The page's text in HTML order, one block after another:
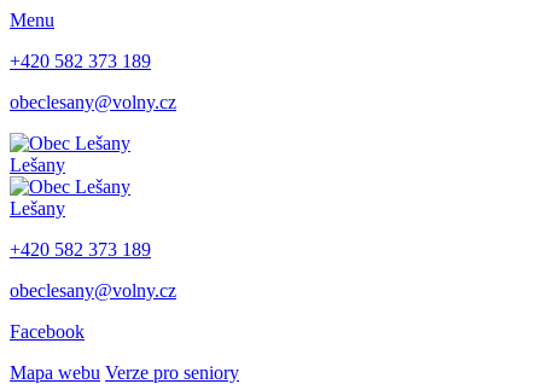
Menu
+420 582 373 189
obeclesany@volny.cz
Lešany
Lešany
+420 582 373 189
obeclesany@volny.cz
Facebook
Mapa webu Verze pro seniory